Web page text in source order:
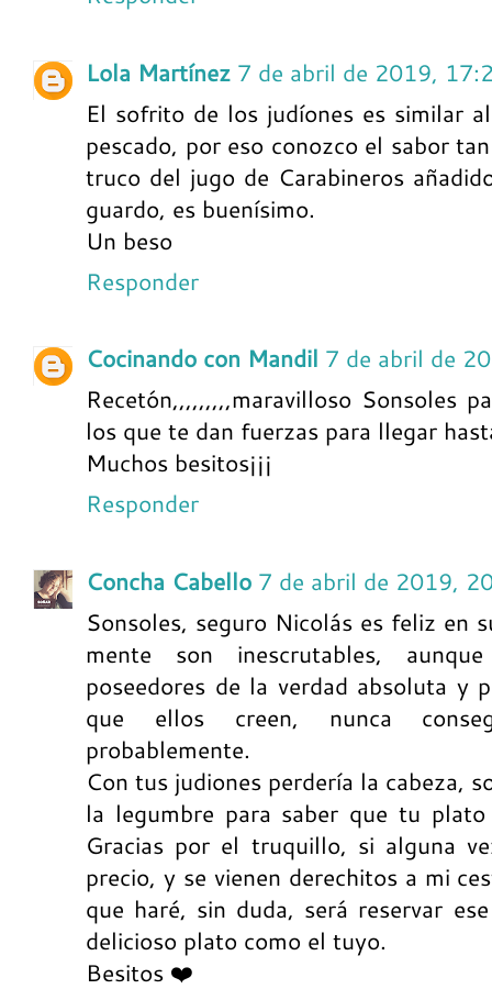
Lola Martínez 7 de abril de 2019,
El sofrito de los judíones es similar
pescado, por eso conozco el sabor
truco del jugo de Carabineros
guardo, es buenísimo.
Un beso
Responder
Cocinando con Mandil 7 de abril de
Recetón,,,,,,,,,maravilloso Sonsoles
los que te dan fuerzas para llegar
Muchos besitos¡¡¡
Responder
Concha Cabello 7 de abril de 2019,
Sonsoles, seguro Nicolás es feliz en
mente son inescrutables,
poseedores de la verdad absoluta y
que ellos creen, nunca
probablemente.
Con tus judiones perdería la cabeza,
la legumbre para saber que tu
Gracias por el truquillo, si alguna
precio, y se vienen derechitos a mi
que haré, sin duda, será reservar
delicioso plato como el tuyo.
Besitos ❤️